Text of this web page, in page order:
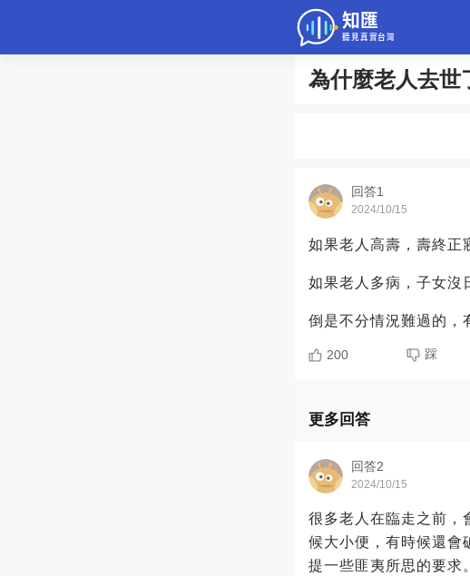
為什麼老人去世
回答1
2024/10/15
如果老人高壽，壽終正
如果老人多病，子女沒
倒是不分情況難過的，
200 踩
更多回答
回答2
2024/10/15
很多老人在臨走之前，
候大小便，有時候還會
提一些匪夷所思的要求
問答